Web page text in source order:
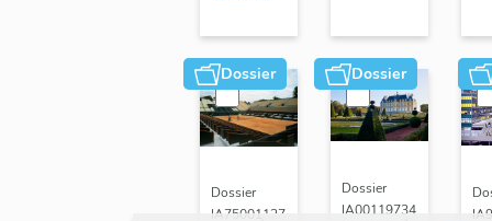
Dossier
Dossier
IA75001127
Dossier
Dossier
IA00119734